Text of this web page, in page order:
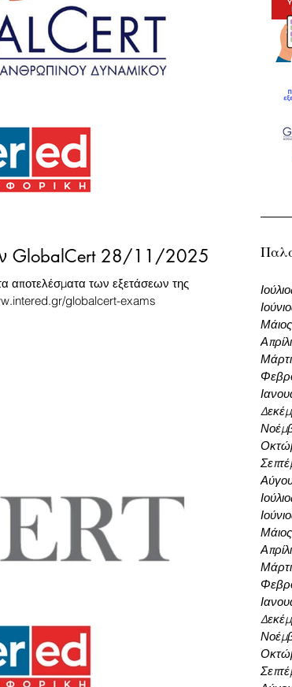
GlobalCert 28/11/2025
αποτελέσματα των εξετάσεων της
globalcert-exams